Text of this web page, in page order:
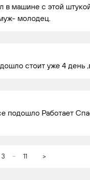
в машине с этой
молодец.
стоит уже 4 день
подошло Работает
3 11 >